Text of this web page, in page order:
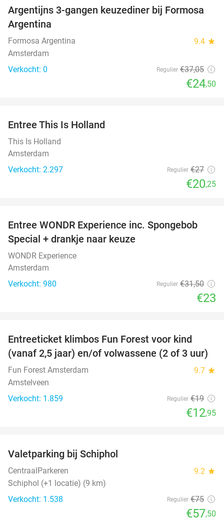
34%
NEW
TODAY
Argentijns 3-gangen keuzediner bij Formosa
Argentina
Formosa Argentina 9.4 star
Amsterdam
Verkocht: 0
Regulier €37,05
€24,50
Entree This Is Holland
This Is Holland
Amsterdam
Verkocht: 2.297
Regulier €27
€20,25
27%
Entree WONDR Experience inc. Spongebob
Special + drankje naar keuze
WONDR Experience
Amsterdam
Verkocht: 980
Regulier €31,50
€23
Entreeticket klimbos Fun Forest voor kind
(vanaf 2,5 jaar) en/of volwassene (2 of 3 uur)
Fun Forest Amsterdam 9.7 star
Amstelveen
Verkocht: 1.859
Regulier €19
€12,95
Valetparking bij Schiphol
CentraalParkeren 9.2 star
Schiphol (+1 locatie) (9 km)
Verkocht: 1.538
Regulier €75
€57,50